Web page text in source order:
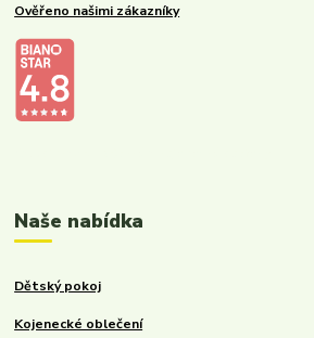
Ověřeno našimi zákazníky
Naše nabídka
Dětský pokoj
Kojenecké oblečení